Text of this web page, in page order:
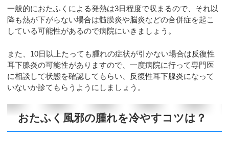
一般的におたふくによる発熱は3日程度で収まるので、それ以
降も熱が下がらない場合は髄膜炎や脳炎などの合併症を起こ
している可能性があるので病院にいきましょう。
また、10日以上たっても腫れの症状が引かない場合は反復性
耳下腺炎の可能性がありますので、一度病院に行って専門医
に相談して状態を確認してもらい、反復性耳下腺炎になって
いないか診てもらうようにしましょう。
おたふく風邪の腫れを冷やすコツは？